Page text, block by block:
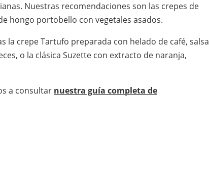
Nuestras recomendaciones son las crepes de
hongo portobello con vegetales asados.
la crepe Tartufo preparada con helado de café, salsa
o la clásica Suzette con extracto de naranja,
a consultar nuestra guía completa de